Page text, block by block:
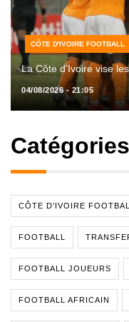
CÔTE D'IVOIRE FOOTBALL
La Côte d’Ivoire vise
04/08/2026 - 21:05
Catégories
CÔTE D'IVOIRE
FOOTBALL
FOOTBALL JOUEURS
FOOTBALL AFRICAIN